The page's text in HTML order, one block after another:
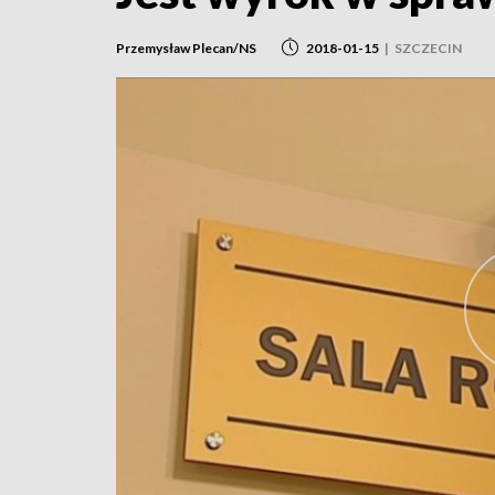
Przemysław Plecan/NS 2018-01-15 | SZCZECIN